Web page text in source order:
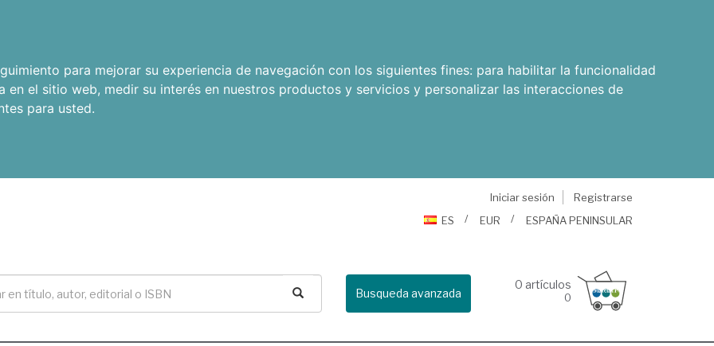
para mejorar su experiencia de navegación con los siguientes fines: para habilitar la funcionalidad
en el sitio web, medir su interés en nuestros productos y servicios y personalizar las interacciones de
para usted.
Iniciar sesión
Registrarse
ES
EUR ESPAÑA PENINSULAR
Busqueda avanzada
0 artículos
0